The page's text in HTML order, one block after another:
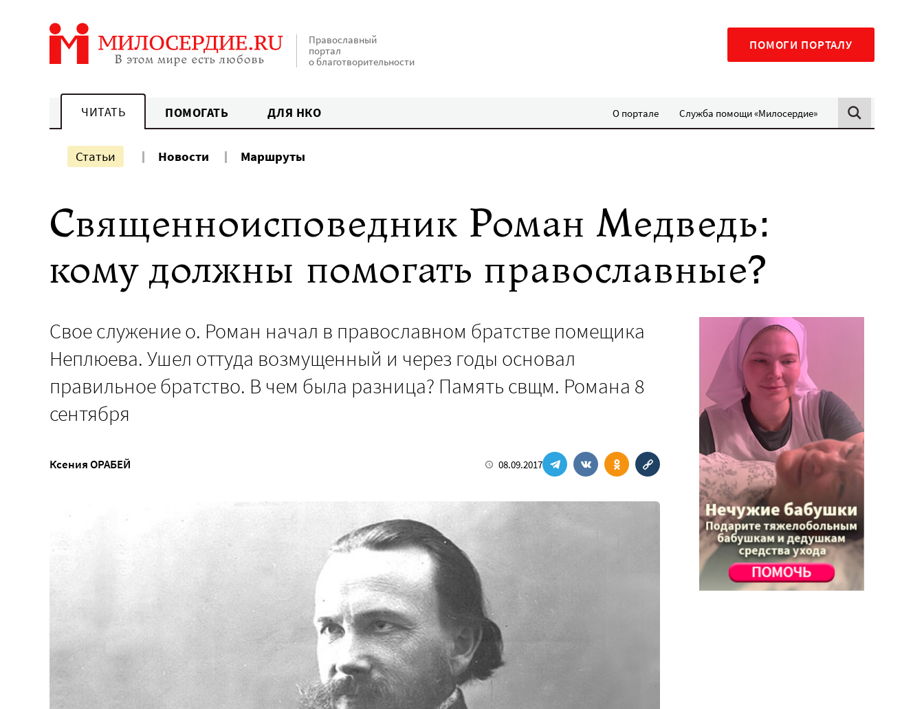
Православный
портал
о благотворительности
ПОМОГИ ПОРТАЛУ
ЧИТАТЬ ПОМОГАТЬ ДЛЯ НКО О портале Служба помощи «Милосердие»
Статьи Новости Маршруты
Священноисповедник Роман Медведь:
кому должны помогать православные?
Свое служение о. Роман начал в православном братстве помещика
Неплюева. Ушел оттуда возмущенный и через годы основал
правильное братство. В чем была разница? Память свщм. Романа 8
сентября
Ксения ОРАБЕЙ 08.09.2017